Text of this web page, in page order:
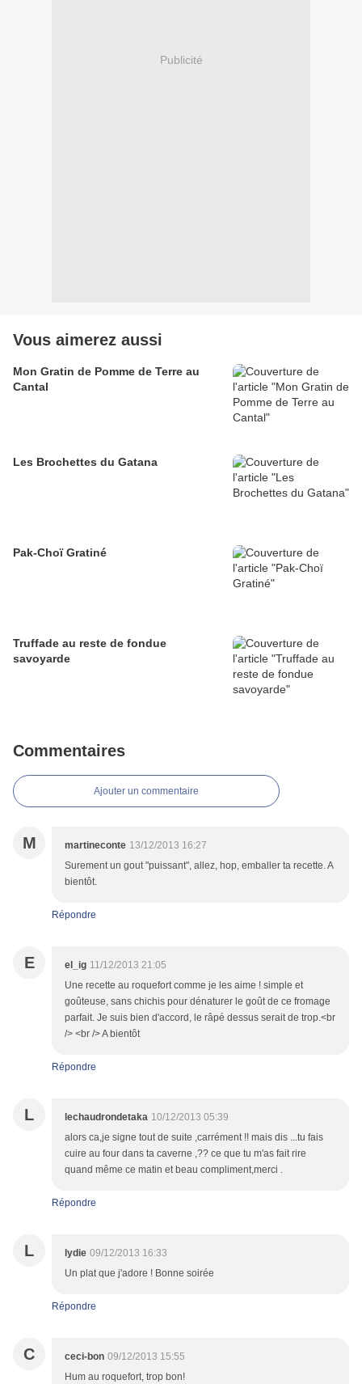
Publicité
Vous aimerez aussi
Mon Gratin de Pomme de Terre au
Cantal
Les Brochettes du Gatana
Pak-Choï Gratiné
Truffade au reste de fondue
savoyarde
Commentaires
Ajouter un commentaire
M martineconte 13/12/2013 16:27
Surement un gout "puissant", allez, hop, emballer ta recette. A
bientôt.
Répondre
E el_ig 11/12/2013 21:05
Une recette au roquefort comme je les aime ! simple et
goûteuse, sans chichis pour dénaturer le goût de ce fromage
parfait. Je suis bien d'accord, le râpé dessus serait de trop.<br
/> <br /> A bientôt
Répondre
L lechaudrondetaka 10/12/2013 05:39
alors ca,je signe tout de suite ,carrément !! mais dis ...tu fais
cuire au four dans ta caverne ,?? ce que tu m'as fait rire
quand même ce matin et beau compliment,merci .
Répondre
L lydie 09/12/2013 16:33
Un plat que j'adore ! Bonne soirée
Répondre
C ceci-bon 09/12/2013 15:55
Hum au roquefort, trop bon!